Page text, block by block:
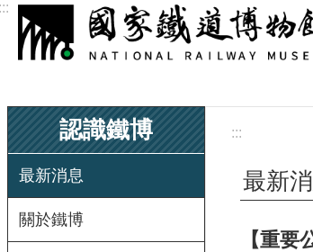
跳到主要內容區塊
認識鐵博
最新消息
關於鐵博
:::
最新
【重